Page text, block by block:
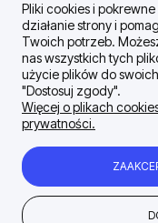
Pliki cookies i
działanie strony i
Twoich potrzeb.
nas wszystkich tych
użycie plików do
"Dostosuj zgody".
Więcej o plikach
prywatności.